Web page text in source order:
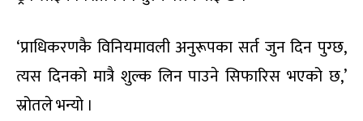
‘प्राधिकरणकै विनियमावली अनुरूपका सर्त जुन दिन पुग्छ,
त्यस दिनको मात्रै शुल्क लिन पाउने सिफारिस भएको छ,’
स्रोतले भन्यो ।